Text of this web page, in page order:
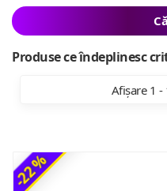
Produse ce îndeplinesc
Afișare 1 -
-22 %